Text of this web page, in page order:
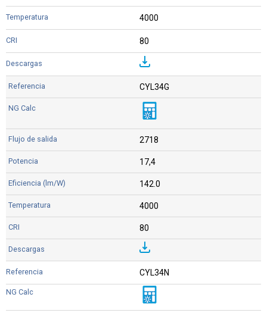
4000
80
CYL34G
2718
17,4
142.0
4000
80
CYL34N